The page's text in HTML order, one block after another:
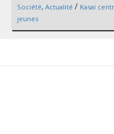
Société, Actualité / Kasaï
jeunes